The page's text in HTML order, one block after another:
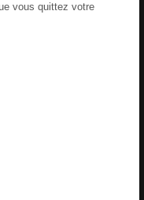
vous quittez votre